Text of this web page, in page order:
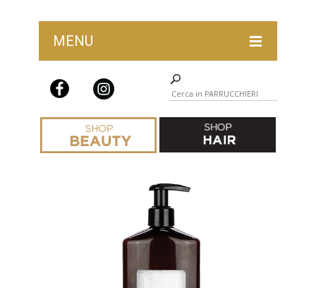
MENU
LAST CHANCE HAIR
ACCESSORI E ARREDAMENTO
COMPLEMENTI COLORAZIONE
IGIENE E STERILIZZAZIONE